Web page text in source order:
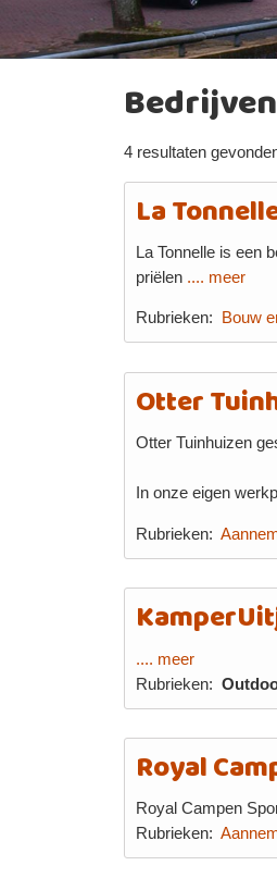
4 resultaten
La
La Tonnelle is een
priëlen .... meer
Rubrieken: Bouw
Otter
Otter Tuinhuizen
In onze eigen
Rubrieken:
.... meer
Rubrieken:
Royal
Royal Campen
Rubrieken: